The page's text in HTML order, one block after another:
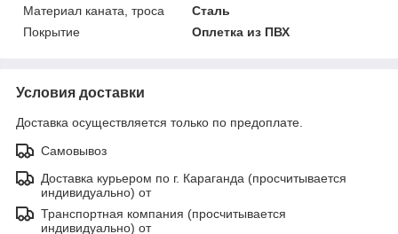
Материал каната, троса
Сталь
Покрытие
Оплетка из ПВХ
Условия доставки
Доставка осуществляется только по предоплате.
Самовывоз
Доставка курьером по г. Караганда (просчитывается
индивидуально) от
Транспортная компания (просчитывается
индивидуально) от